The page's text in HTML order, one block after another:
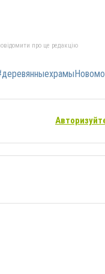
про це редакцію